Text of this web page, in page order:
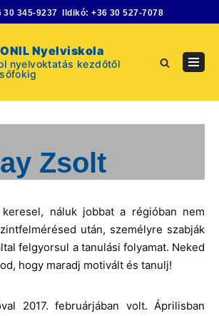
30 345-9237 Ildikó:+36 30 527-7078
Nyelviskola
nyelvoktatás kezdőtől
Zsolt
náluk jobbat a régióban nem
után, személyre szabják
felgyorsul a tanulási folyamat. Neked
hogy maradj motivált és tanulj!
2017. februárjában volt. Áprilisban